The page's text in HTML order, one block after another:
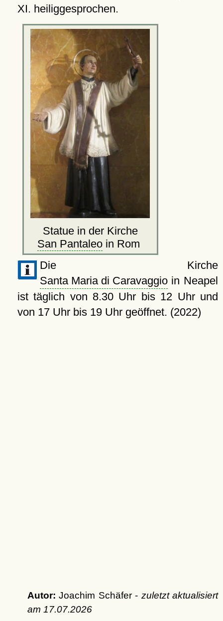
XI. heiliggesprochen.
Statue in der Kirche
San Pantaleo in Rom
Die Kirche
Santa Maria di Caravaggioin Neapel
ist täglich von 8.30 Uhr bis 12 Uhr und
von 17 Uhr bis 19 Uhr geöffnet. (2022)
Autor: Joachim Schäfer - zuletzt aktualisiert
am 17.07.2026